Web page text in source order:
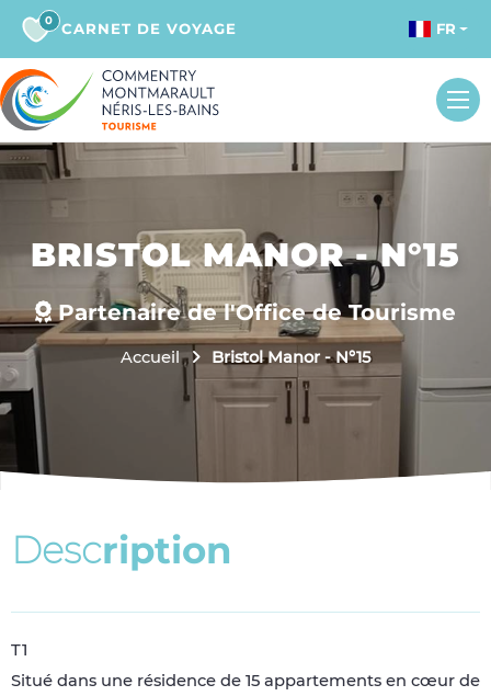
0 CARNET DE VOYAGE FR
BRISTOL MANOR - N°15
Partenaire de l'Office de Tourisme
Accueil Bristol Manor - N°15
Description
T1
Situé dans une résidence de 15 appartements en cœur de